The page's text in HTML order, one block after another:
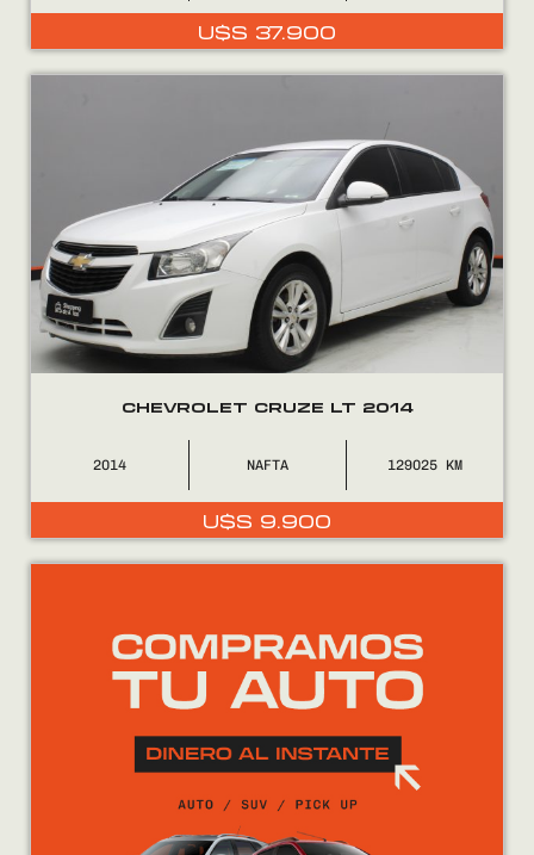
U$S 37.900
CHEVROLET CRUZE LT 2014
2014 NAFTA 129025
U$S 9.900